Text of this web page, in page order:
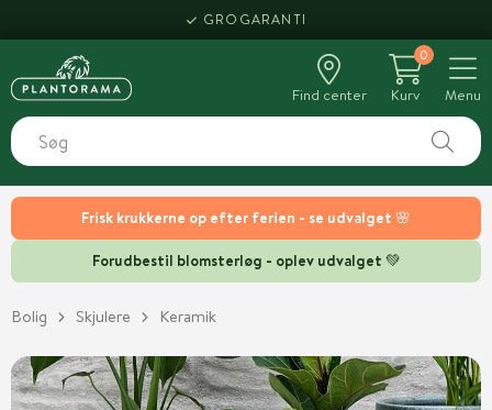
Frisk krukkerne op efter ferien - se udvalget 🌸
Forudbestil blomsterløg - oplev udvalget 💚
HENT SAMME DAG
Find center
0
Kurv
Menu
Bolig Skjulere Keramik